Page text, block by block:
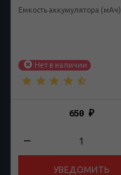
Емкость аккумулятора (мАч)
Нет в наличии
650₽
УВЕДОМИТЬ